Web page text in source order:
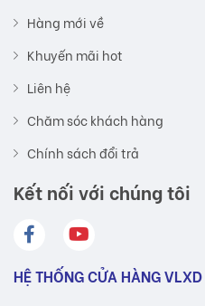
Hàng mới về
Khuyến mãi hot
Liên hệ
Chăm sóc khách hàng
Chính sách đổi trả
Kết nối với chúng tôi
HỆ THỐNG CỬA HÀNG